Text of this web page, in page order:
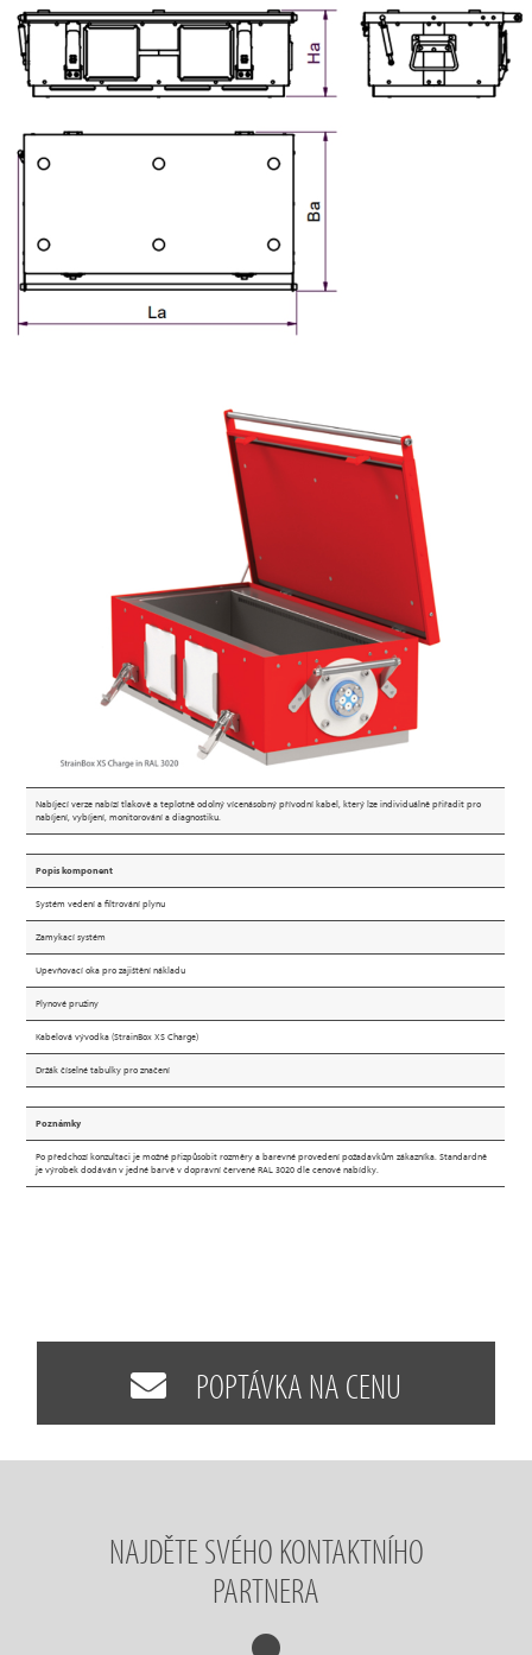
Varianty
Nabíjecí verze nabízí tlakově a teplotně odolný vícenásobný přívodní kabel, který lze individuálně přiřadit pro
nabíjení, vybíjení, monitorování a diagnostiku.
Popis komponent
Systém vedení a filtrování plynu
Zamykací systém
Upevňovací oka pro zajištění nákladu
Plynové pružiny
Kabelová vývodka (StrainBox XS Charge)
Držák číselné tabulky pro značení
Poznámky
Po předchozí konzultaci je možné přizpůsobit rozměry a barevné provedení požadavkům zákazníka. Standardně
je výrobek dodáván v jedné barvě v dopravní červené RAL 3020 dle cenové nabídky.
POPTÁVKA NA CENU
NAJDĚTE SVÉHO KONTAKTNÍHO
PARTNERA